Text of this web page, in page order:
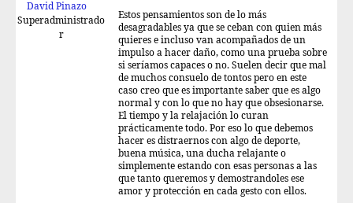
David Pinazo
Superadministrado
r
Estos pensamientos son de lo más
desagradables ya que se ceban con quien más
quieres e incluso van acompañados de un
impulso a hacer daño, como una prueba sobre
si seríamos capaces o no. Suelen decir que mal
de muchos consuelo de tontos pero en este
caso creo que es importante saber que es algo
normal y con lo que no hay que obsesionarse.
El tiempo y la relajación lo curan
prácticamente todo. Por eso lo que debemos
hacer es distraernos con algo de deporte,
buena música, una ducha relajante o
simplemente estando con esas personas a las
que tanto queremos y demostrandoles ese
amor y protección en cada gesto con ellos.